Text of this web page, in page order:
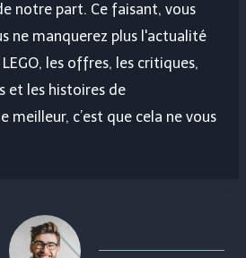
notre part. Ce faisant, vous
ne manquerez plus l'actualité
les offres, les critiques,
et les histoires de
meilleur, c’est que cela ne vous